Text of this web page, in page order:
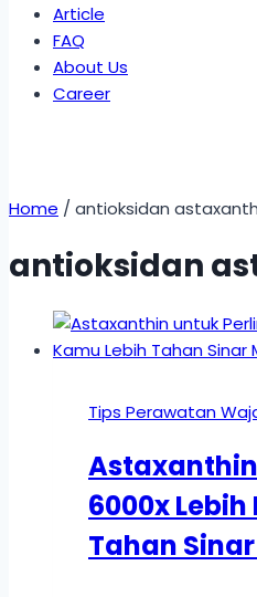
Article
FAQ
About Us
Career
Home / antioksidan
antioksidan
Tips Perawatan
6000x
Tahan